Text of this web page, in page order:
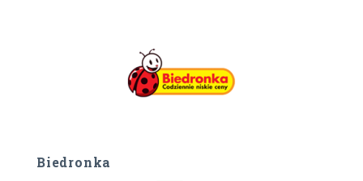
Biedronka